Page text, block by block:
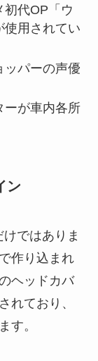
初代OP「ウ
使用されてい
ッパーの声優
ーが車内各所
ン
ではありま
作り込まれ
ヘッドカバ
れており、
す。